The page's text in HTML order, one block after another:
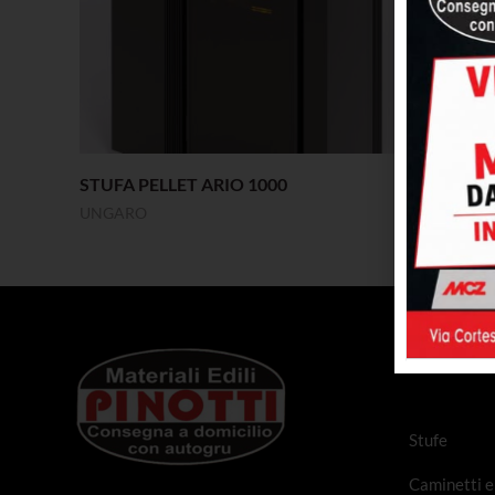
STUFA PELLET ARIO 1000 ZEFY
STUFE A
Stufe
Caminetti